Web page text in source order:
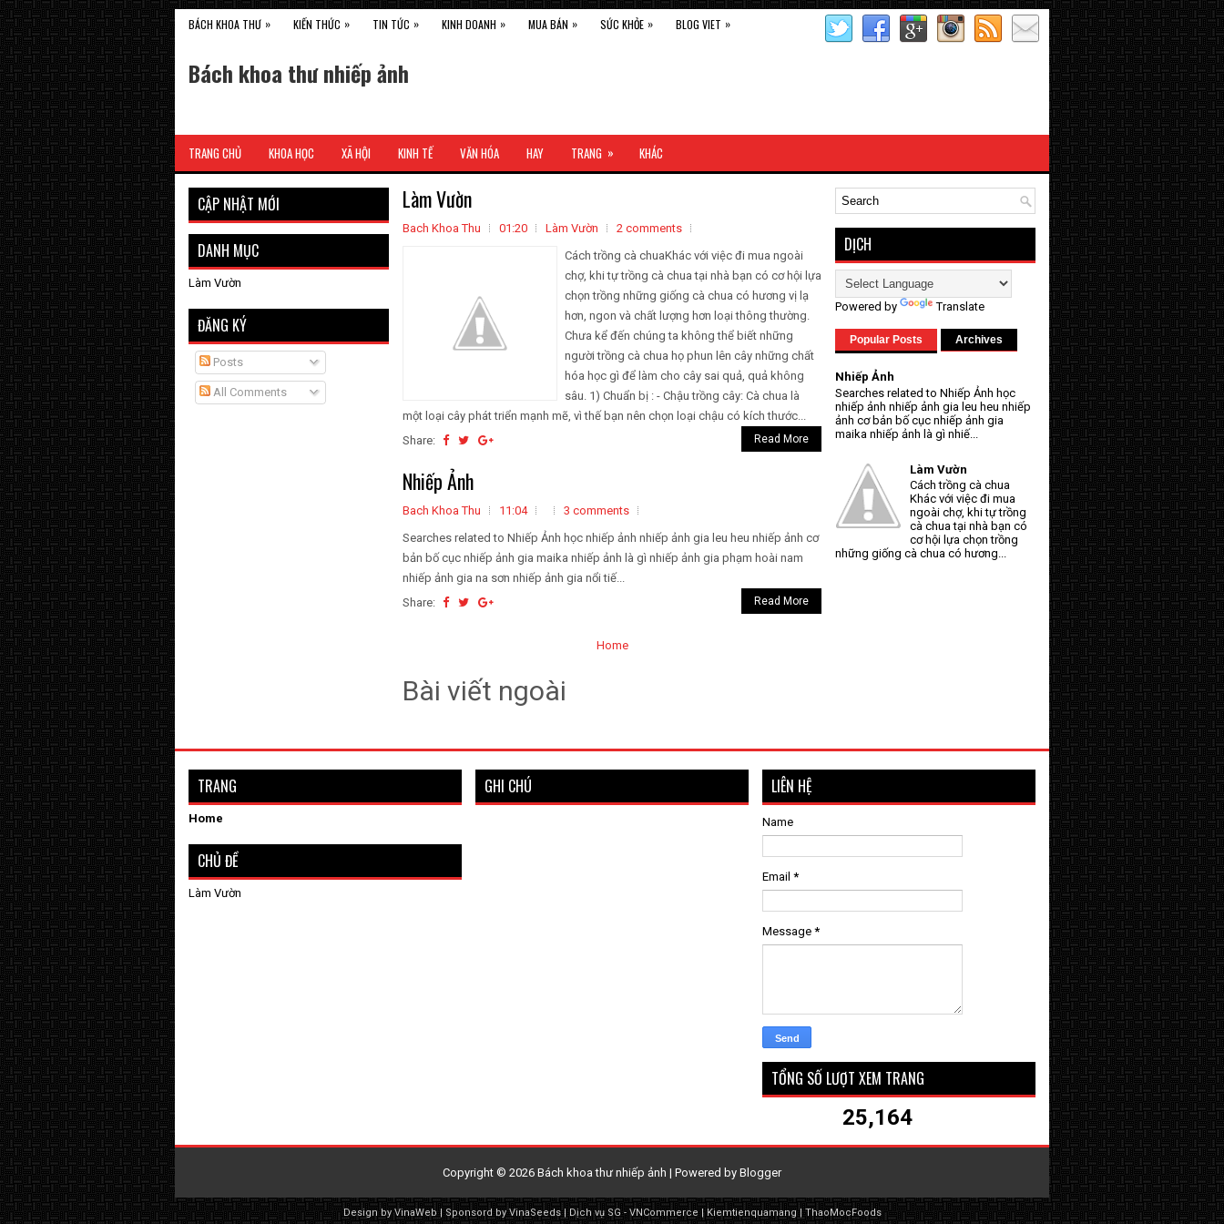
BÁCH KHOA THƯ » KIẾN THỨC » TIN TỨC » KINH DOANH » MUA BÁN » SỨC KHỎE » BLOG VIET »
Bách khoa thư nhiếp ảnh
TRANG CHỦ KHOA HỌC XÃ HỘI KINH TẾ VĂN HÓA HAY TRANG » KHÁC
Làm Vườn
Bach Khoa Thu 01:20 Làm Vườn
2 comments
Cách trồng cà chuaKhác với việc đi mua ngoài
chợ, khi tự trồng cà chua tại nhà bạn có cơ hội lựa
chọn trồng những giống cà chua có hương vị lạ
hơn, ngon và chất lượng hơn loại thông thường.
Chưa kể đến chúng ta không thể biết những
người trồng cà chua họ phun lên cây những chất
hóa học gì để làm cho cây sai quả, quả không
sâu. 1) Chuẩn bị : - Chậu trồng cây: Cà chua là
một loại cây phát triển mạnh mẽ, vì thế bạn nên chọn loại chậu có kích thước...
Share:
Read More
Nhiếp Ảnh
Bach Khoa Thu 11:04
3 comments
Searches related to Nhiếp Ảnh học nhiếp ảnh nhiếp ảnh gia leu heu nhiếp ảnh cơ
bản bố cục nhiếp ảnh gia maika nhiếp ảnh là gì nhiếp ảnh gia phạm hoài nam
nhiếp ảnh gia na sơn nhiếp ảnh gia nổi tiế...
Share:
Read More
Home
Bài viết ngoài
CẬP NHẬT MỚI
DANH MỤC
Làm Vườn
ĐĂNG KÝ
Posts
All Comments
DỊCH
Powered by Translate
Popular Posts Archives
Nhiếp Ảnh
Searches related to Nhiếp Ảnh học
nhiếp ảnh nhiếp ảnh gia leu heu nhiếp
ảnh cơ bản bố cục nhiếp ảnh gia
maika nhiếp ảnh là gì nhiế...
Làm Vườn
Cách trồng cà chua
Khác với việc đi mua
ngoài chợ, khi tự trồng
cà chua tại nhà bạn có
cơ hội lựa chọn trồng
những giống cà chua có hương...
TRANG
Home
CHỦ ĐỀ
Làm Vườn
GHI CHÚ LIÊN HỆ
Name
Email *
Message *
TỔNG SỐ LƯỢT XEM TRANG
25,164
Copyright © 2026 Bách khoa thư nhiếp ảnh | Powered by Blogger
Design byVinaWeb| Sponsord byVinaSeeds|Dịch vụ SG-VNCommerce| Kiemtienquamang |ThaoMocFoods